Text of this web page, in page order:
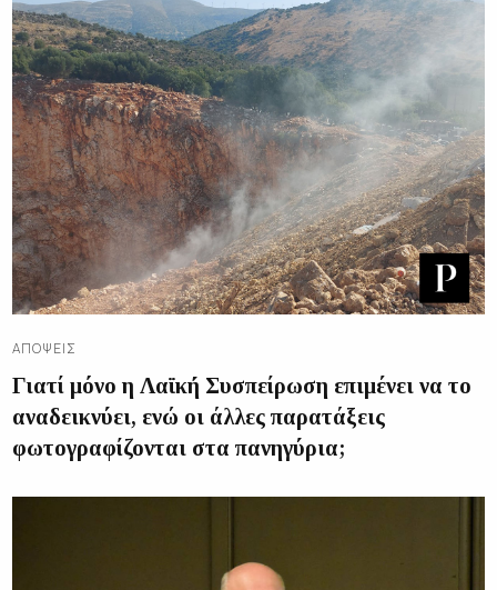
ΑΠΌΨΕΙΣ
Γιατί μόνο η Λαϊκή Συσπείρωση επιμένει να το
αναδεικνύει, ενώ οι άλλες παρατάξεις
φωτογραφίζονται στα πανηγύρια;